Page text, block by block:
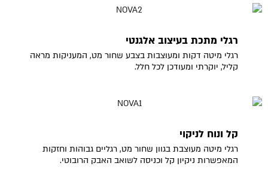
רגלי מתכת בעיצוב אלגנטי
רגלי מיטה דקות ומעוצבות בצבע שחור מט, המעניקות מראה
קליל, יוקרתי ומעודכן לכל חלל.
קל ונוח לניקוי
רגלי מיטה מעוצבת בגוון שחור מט, רגליים גבוהות וחזקות
המאפשרות ניקיון קל וכניסה לשואב האבק הרובוטי.